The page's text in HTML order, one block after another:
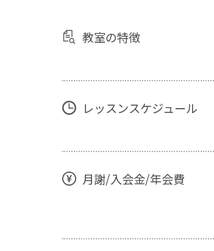
教室の特徴
レッスンスケジュール
月謝/入会金/年会費